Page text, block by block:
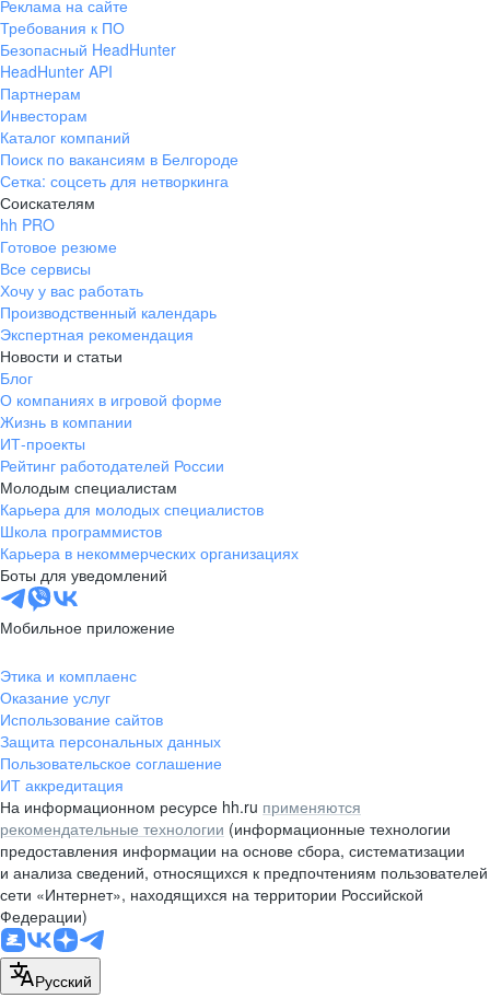
+7 343 226-79-99
pr@ural.hh.ru
ул. Янковского, д. 169, 7 этаж,
706 каб.
+7 861 205-55-57
pr@krd.hh.ru
Владивосток
пер. Ланинский д. 4, офис 3.4
+7 423 202-33-28
pr@dv.hh.ru
Новосибирск
ул. Большевистская, д. 35,
помещение 21
+7 383 207-94-64
pr@nsk.hh.ru
Минск
пр-т Дзержинского, д. 57,
10 этаж, помещение 45-1
pr@rabota.by
Алматы
пр. Абая, д. 151, БЦ Алатау,
12 этаж, офис 1209
+7 727 232-13-13
pr@headhunter.com.kz
Реклама на сайте
Требования к ПО
Безопасный HeadHunter
HeadHunter API
Партнерам
Инвесторам
Каталог компаний
Поиск по вакансиям в Белгороде
Сетка: соцсеть для нетворкинга
Соискателям
hh PRO
Готовое резюме
Все сервисы
Хочу у вас работать
Производственный календарь
Экспертная рекомендация
Новости и статьи
Блог
О компаниях в игровой форме
Жизнь в компании
ИТ-проекты
Рейтинг работодателей России
Молодым специалистам
Карьера для молодых специалистов
Школа программистов
Карьера в некоммерческих организациях
Боты для уведомлений
Мобильное приложение
Этика и комплаенс
Оказание услуг
Использование сайтов
Защита персональных данных
Пользовательское соглашение
ИТ аккредитация
На информационном ресурсе hh.ru применяются
рекомендательные технологии (информационные технологии
предоставления информации на основе сбора, систематизации
и анализа сведений, относящихся к предпочтениям пользователей
сети «Интернет», находящихся на территории Российской
Федерации)
Русский